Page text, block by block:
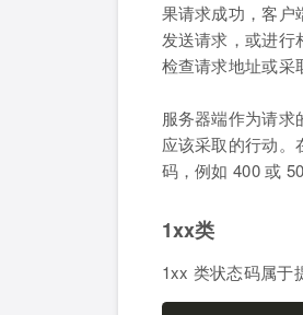
果请求成功，客户
发送请求，或进
检查请求地址或采
服务器端作为请
应该采取的行动
码，例如 400 或
1xx类
1xx 类状态码属于